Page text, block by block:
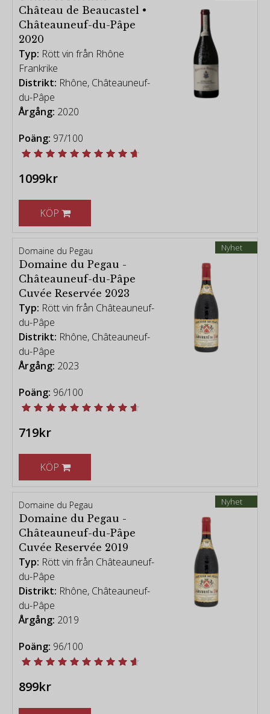
-
[vintage chart - Robert Parker Wine Advocate]
Viner från Rhône Vita viner från Rhône
Château de Beaucastel •
Châteauneuf-du-Pâpe
2020
Typ: Rött vin från Rhône
Frankrike
Distrikt: Rhône, Châteauneuf-
du-Pâpe
Årgång: 2020
Poäng: 97/100
1099kr
KÖP
Nyhet
Domaine du Pegau
Domaine du Pegau -
Châteauneuf-du-Pâpe
Cuvée Reservée 2023
Typ: Rött vin från Châteauneuf-
du-Pâpe
Distrikt: Rhône, Châteauneuf-
du-Pâpe
Årgång: 2023
Poäng: 96/100
719kr
KÖP
Nyhet
Domaine du Pegau
Domaine du Pegau -
Châteauneuf-du-Pâpe
Cuvée Reservée 2019
Typ: Rött vin från Châteauneuf-
du-Pâpe
Distrikt: Rhône, Châteauneuf-
du-Pâpe
Årgång: 2019
Poäng: 96/100
899kr